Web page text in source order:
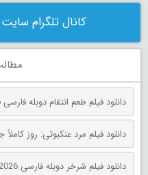
کانال تلگرام سایت
دانلود فیلم طعم انتقام دوبله فارسی One Spoon of Chocolate 2026
دانلود فیلم شرخر دوبله فارسی The Debt Collector 2026